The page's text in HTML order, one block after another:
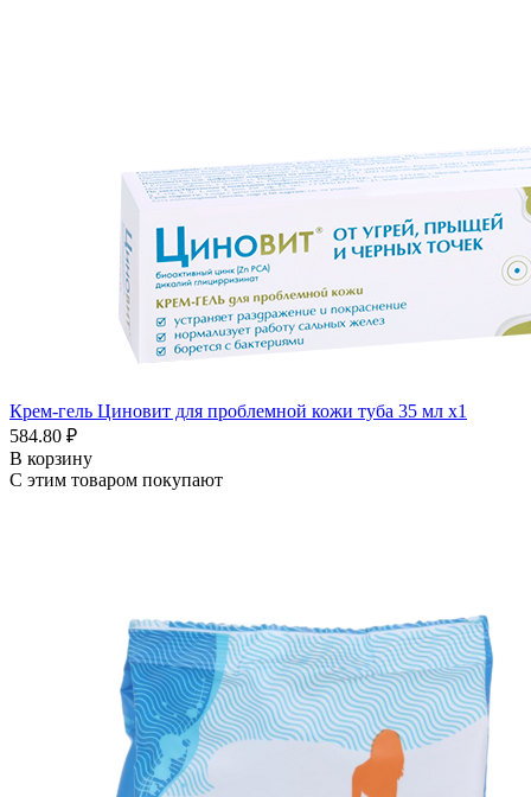
Крем-гель Циновит для проблемной кожи туба 35 мл x1
584.80 ₽
В корзину
С этим товаром покупают